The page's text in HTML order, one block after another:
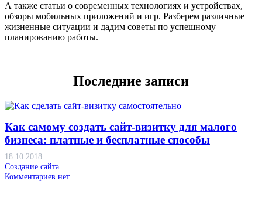
А также статьи о современных технологиях и устройствах,
обзоры мобильных приложений и игр. Разберем различные
жизненные ситуации и дадим советы по успешному
планированию работы.
Последние записи
Как самому создать сайт-визитку для малого
бизнеса: платные и бесплатные способы
18.10.2018
Создание сайта
Комментариев нет